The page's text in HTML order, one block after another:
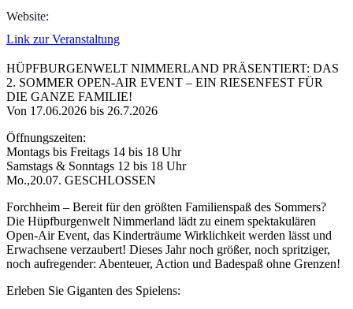
Website:
Link zur Veranstaltung
HÜPFBURGENWELT NIMMERLAND PRÄSENTIERT: DAS
2. SOMMER OPEN-AIR EVENT – EIN RIESENFEST FÜR
DIE GANZE FAMILIE!
Von 17.06.2026 bis 26.7.2026
Öffnungszeiten:
Montags bis Freitags 14 bis 18 Uhr
Samstags & Sonntags 12 bis 18 Uhr
Mo.,20.07. GESCHLOSSEN
Forchheim – Bereit für den größten Familienspaß des Sommers?
Die Hüpfburgenwelt Nimmerland lädt zu einem spektakulären
Open-Air Event, das Kinderträume Wirklichkeit werden lässt und
Erwachsene verzaubert! Dieses Jahr noch größer, noch spritziger,
noch aufregender: Abenteuer, Action und Badespaß ohne Grenzen!
Erleben Sie Giganten des Spielens: